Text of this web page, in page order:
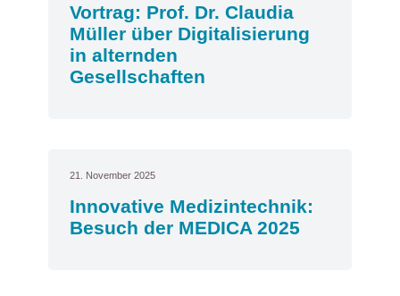
Vortrag: Prof. Dr. Claudia
Müller über Digitalisierung
in alternden
Gesellschaften
21. November 2025
Innovative Medizintechnik:
Besuch der MEDICA 2025